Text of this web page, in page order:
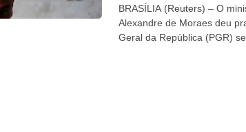
BRASÍLIA (Reuters) – O
Alexandre de Moraes deu
Geral da República (PGR)